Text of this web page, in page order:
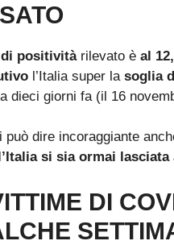
positività rilevato è al
l’Italia super la soglia
dieci giorni fa (il 16
può dire incoraggiante
l’Italia si sia ormai
DI